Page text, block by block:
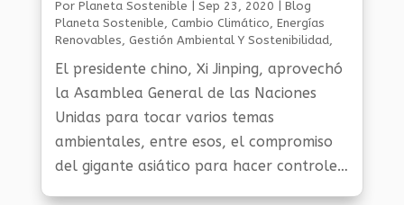
Por Planeta Sostenible Sep 23, 2020
Blog
Planeta Sostenible Cambio Climático Energías
Renovables Gestión Ambiental Y Sostenibilidad
El presidente chino, Xi Jinping, aprovechó
la Asamblea General de las Naciones
Unidas para tocar varios temas
ambientales, entre esos, el compromiso
del gigante asiático para hacer controles